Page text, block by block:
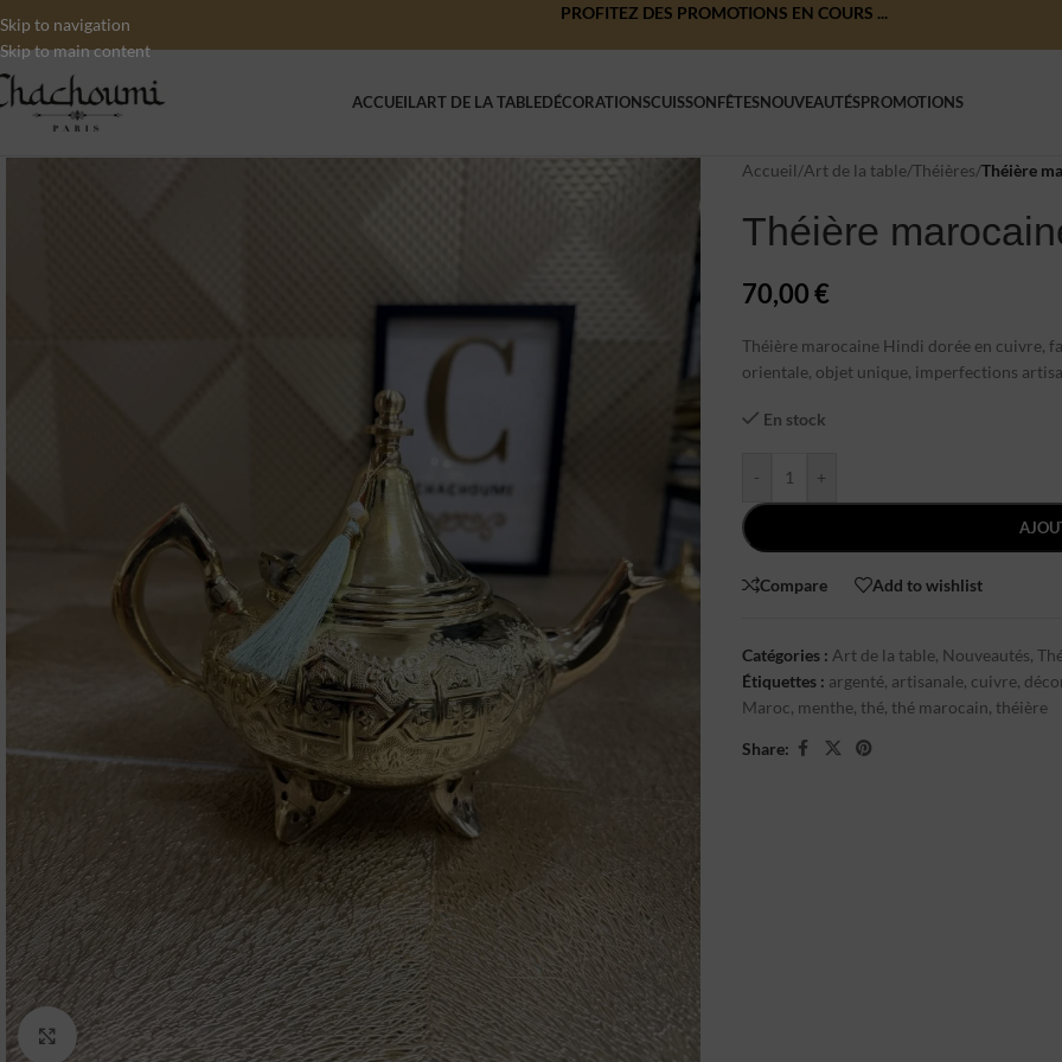
Skip to navigation
Skip to main content
PROFITEZ DES PROMOTIONS EN COURS ...
ACCUEILART DE LA TABLEDÉCORATIONSCUISSONFÊTESNOUVEAUTÉSPROMOTIONS
Click to enlarge
Accueil/Art de la table/Théières/Théière
Théière
70,00€
Théière marocaine Hindi dorée en cuivre,
orientale, objet unique, imperfections
En stock
- +
Compare Add to wishlist
Catégories : Art de la table, Nouveautés,
Étiquettes : argenté, artisanale, cuivre,
Maroc, menthe, thé, thé marocain, théière
Share: